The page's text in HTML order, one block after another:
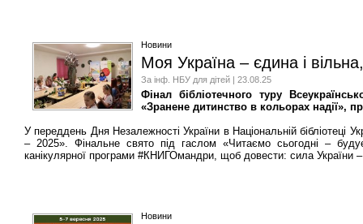
Новини
Моя Україна – єдина і
За інф. НБУ для дітей | 23.08.25
Фінал бібліотечного туру
«Зранене дитинство в кольорах надії»,
У переддень Дня Незалежності України в Національній бібліотеці
– 2025». Фінальне свято під гаслом «Читаємо сьогодні –
канікулярної програми #КНИГОмандри, щоб довести: сила України
Новини